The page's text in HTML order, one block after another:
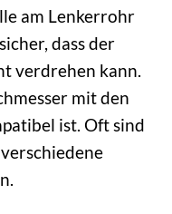
am Lenkerrohr
dass der
verdrehen kann.
mit den
ist. Oft sind